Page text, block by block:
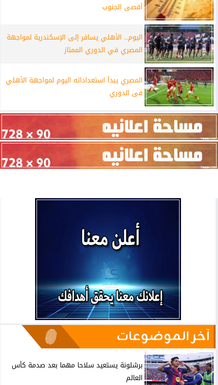
أقصى الجنوب
اليوم.. الأهلي يسافر إلى الإسكندرية لمواجهة
المصري في الدوري الممتاز
المصري يبدأ استعداداته اليوم لمواجهة الأهلي
فى الدوري
آخر الموضوعات
برشلونة يستعيد سلاحا مهما بعد صدمة كأس
العالم